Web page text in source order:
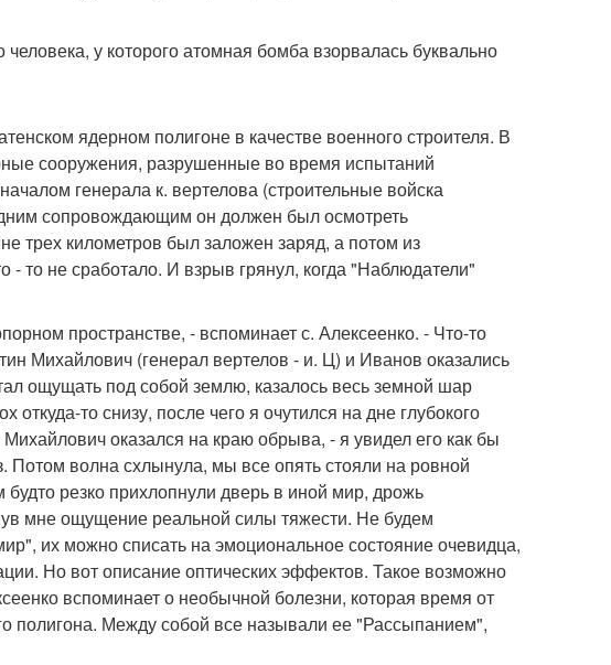
у которого атомная бомба взорвалась буквально
ядерном полигоне в качестве военного строителя. В
сооружения, разрушенные во время испытаний
генерала к. вертелова (строительные войска
сопровождающим он должен был осмотреть
трех километров был заложен заряд, а потом из
то не сработало. И взрыв грянул, когда "Наблюдатели"
пространстве, - вспоминает с. Алексеенко. - Что-то
Михайлович (генерал вертелов - и. Ц) и Иванов оказались
ощущать под собой землю, казалось весь земной шар
то снизу, после чего я очутился на дне глубокого
оказался на краю обрыва, - я увидел его как бы
Потом волна схлынула, мы все опять стояли на ровной
будто резко прихлопнули дверь в иной мир, дрожь
мне ощущение реальной силы тяжести. Не будем
их можно списать на эмоциональное состояние очевидца,
Но вот описание оптических эффектов. Такое возможно
вспоминает о необычной болезни, которая время от
полигона. Между собой все называли ее "Рассыпанием",